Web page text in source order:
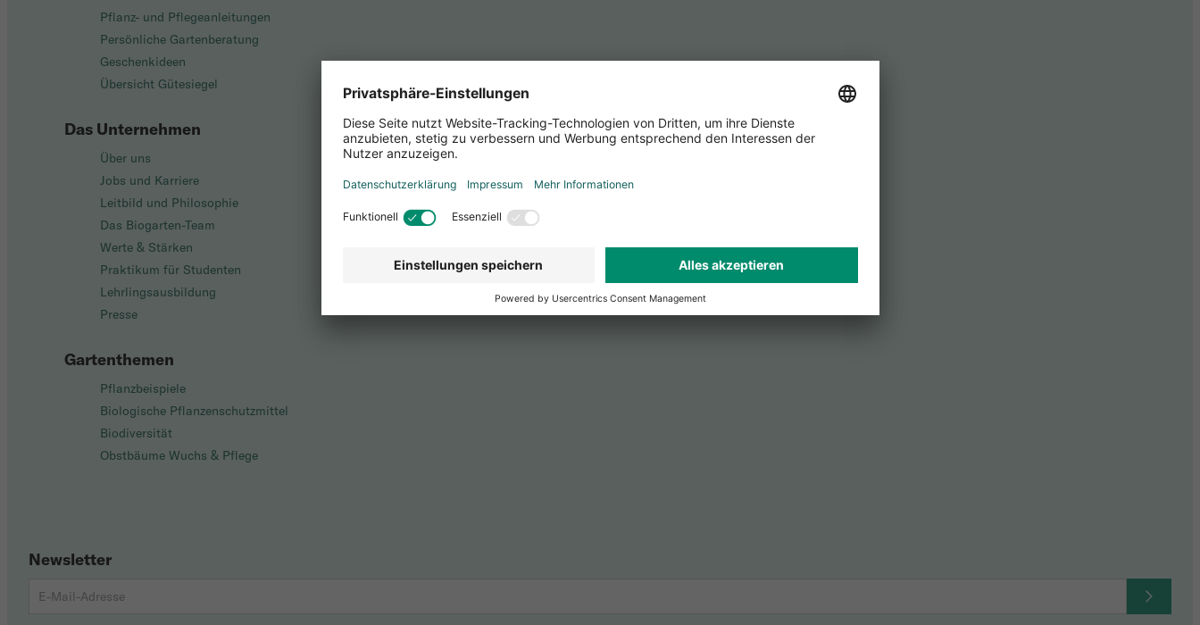
Pflanz- und Pflegeanleitungen
Persönliche Gartenberatung
Geschenkideen
Übersicht Gütesiegel
Das Unternehmen
Über uns
Jobs und Karriere
Leitbild und Philosophie
Das Biogarten-Team
Werte & Stärken
Praktikum für Studenten
Lehrlingsausbildung
Presse
Gartenthemen
Pflanzbeispiele
Biologische Pflanzenschutzmittel
Biodiversität
Obstbäume Wuchs & Pflege
Newsletter